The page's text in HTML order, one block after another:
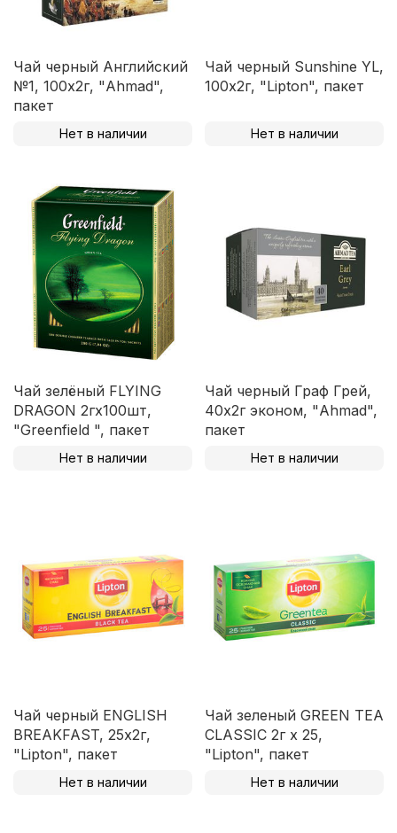
Чай черный Английский
№1, 100х2г, "Ahmad",
пакет
Нет в наличии
Чай черный Sunshine YL,
100х2г, "Lipton", пакет
Нет в наличии
Чай зелёный FLYING
DRAGON 2гх100шт,
"Greenfield ", пакет
Нет в наличии
Чай черный Граф Грей,
40х2г эконом, "Ahmad",
пакет
Нет в наличии
Чай черный ENGLISH
BREAKFAST, 25х2г,
"Lipton", пакет
Нет в наличии
Чай зеленый GREEN TEA
CLASSIC 2г х 25,
"Lipton", пакет
Нет в наличии